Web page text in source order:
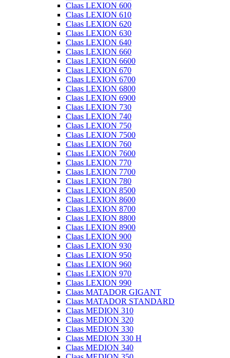
Claas LEXION 600
Claas LEXION 610
Claas LEXION 620
Claas LEXION 630
Claas LEXION 640
Claas LEXION 660
Claas LEXION 6600
Claas LEXION 670
Claas LEXION 6700
Claas LEXION 6800
Claas LEXION 6900
Claas LEXION 730
Claas LEXION 740
Claas LEXION 750
Claas LEXION 7500
Claas LEXION 760
Claas LEXION 7600
Claas LEXION 770
Claas LEXION 7700
Claas LEXION 780
Claas LEXION 8500
Claas LEXION 8600
Claas LEXION 8700
Claas LEXION 8800
Claas LEXION 8900
Claas LEXION 900
Claas LEXION 930
Claas LEXION 950
Claas LEXION 960
Claas LEXION 970
Claas LEXION 990
Claas MATADOR GIGANT
Claas MATADOR STANDARD
Claas MEDION 310
Claas MEDION 320
Claas MEDION 330
Claas MEDION 330 H
Claas MEDION 340